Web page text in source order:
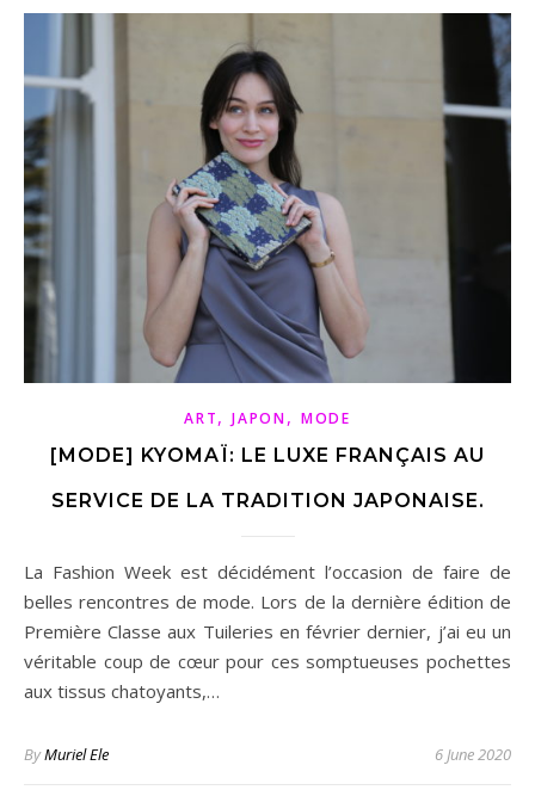
ART,JAPON, MODE
[MODE] KYOMAÏ: LE LUXE FRANÇAIS AU
SERVICE DE LA TRADITION JAPONAISE.
La Fashion Week est décidément l’occasion de faire de
belles rencontres de mode. Lors de la dernière édition de
Première Classe aux Tuileries en février dernier, j’ai eu un
véritable coup de cœur pour ces somptueuses pochettes
aux tissus chatoyants,…
ByMuriel Ele 6 June 2020